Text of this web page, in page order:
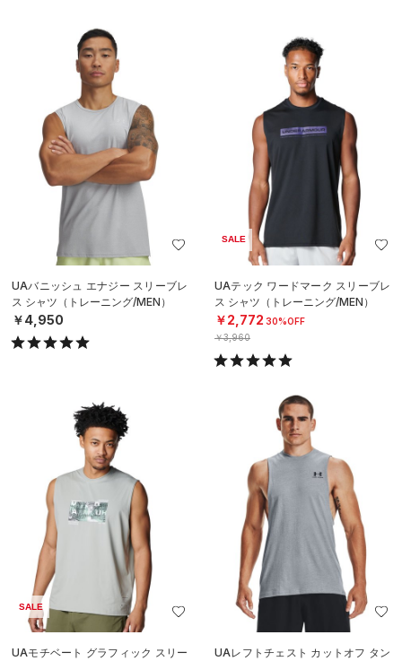
UAバニッシュ エナジー スリーブレ
ス シャツ（トレーニング/MEN）
￥4,950
SALE
UAテック ワードマーク スリーブレ
ス シャツ（トレーニング/MEN）
￥2,772 30%OFF
￥3,960
SALE
UAモチベート グラフィック スリー
UAレフトチェスト カットオフ タン